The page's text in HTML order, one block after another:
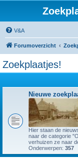
V&A
Forumoverzicht
Zoekplaatjes!
Nieuwe
Hier staan de
naar de categorie
verhuizen ze naar
Onderwerpen: 357